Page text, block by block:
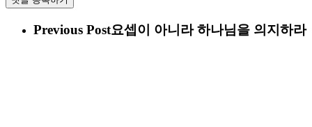
Previous Post요셉이 아니라 하나님을 의지하라